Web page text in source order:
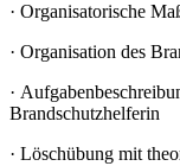
· Organisatorische
· Organisation des
·
Brandschutzhelferin
· Löschübung mit